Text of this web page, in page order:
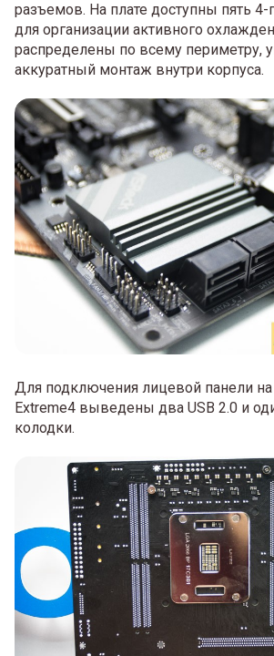
разъемов. На плате доступны пять
для организации активного
распределены по всему периметру,
аккуратный монтаж внутри корпуса.
Для подключения лицевой панели на
Extreme4 выведены два USB 2.0 и
колодки.